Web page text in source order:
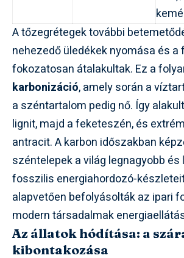
A tőzegrétegek további
nehezedő üledékek nyomása és a
fokozatosan átalakultak. Ez a
karbonizáció, amely során a
a széntartalom pedig nő. Így
lignit, majd a feketeszén, és
antracit. A karbon időszakban
széntelepek a világ legnagyobb
fosszilis energiahordozó-
alapvetően befolyásolták az ipari
modern társadalmak
Az állatok hódítása: a
kibontakozása